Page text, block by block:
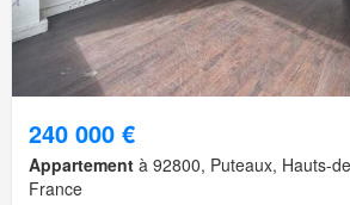
240 000 €
Appartement à 92800, Puteaux, Hauts-
France